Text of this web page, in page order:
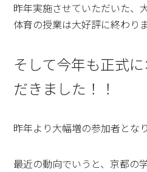
昨年実施させていただいた、
体育の授業は大好評に終わり
そして今年も正式
だきました！！
昨年より大幅増の参加者となり
最近の動向でいうと、京都の